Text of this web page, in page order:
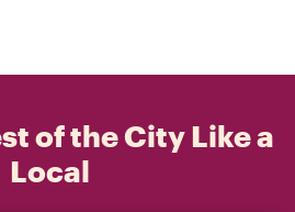
of the City Like a
Local